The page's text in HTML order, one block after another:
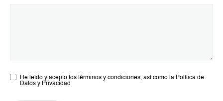
He leído y acepto los términos y condiciones, así como la Política de
Datos y Privacidad